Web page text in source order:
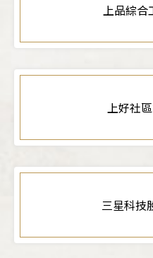
上品綜
上好社
三星科技